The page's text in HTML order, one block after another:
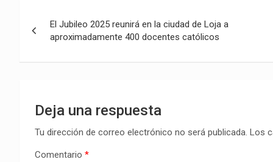
de
entradas
El Jubileo 2025 reunirá en la ciudad de Loja a
aproximadamente 400 docentes católicos
Deja una respuesta
Tu dirección de correo electrónico no será publicada. Los
Comentario *